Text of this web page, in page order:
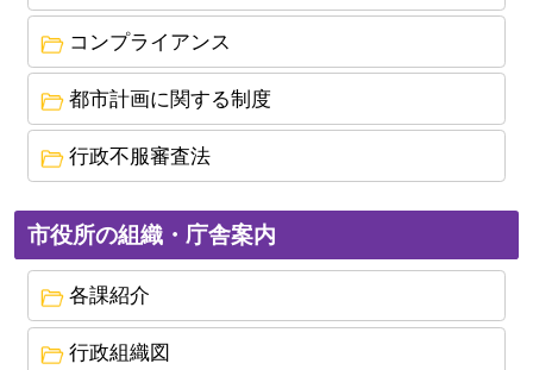
潮来市過疎地域持続的発展計画（素案）に対する
パブリックコメントの結果公表について
コンプライアンス
都市計画に関する制度
行政不服審査法
市役所の組織・庁舎案内
各課紹介
行政組織図